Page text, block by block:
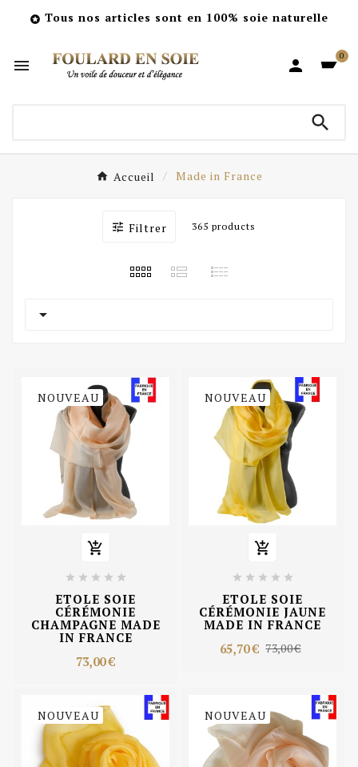
 Tous nos articles sont en 100% soie naturelle
 
0

Accueil Made in France
 Filtrer 365 products

NOUVEAU

    
ETOLE SOIE
CÉRÉMONIE
CHAMPAGNE MADE
IN FRANCE
73,00 €
NOUVEAU

    
ETOLE SOIE
CÉRÉMONIE JAUNE
MADE IN FRANCE
65,70 € 73,00 €
NOUVEAU NOUVEAU